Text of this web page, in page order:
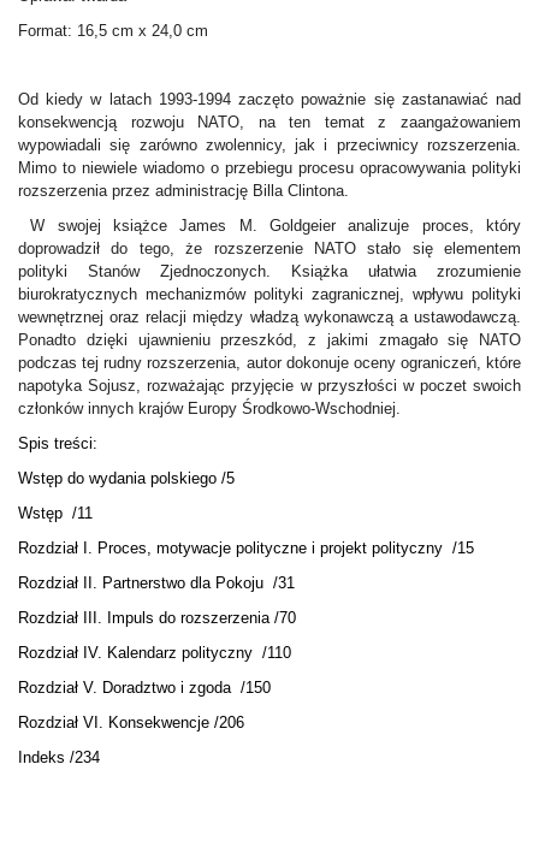
Format: 16,5 cm x 24,0 cm
Od kiedy w latach 1993-1994 zaczęto poważnie się zastanawiać nad
konsekwencją rozwoju NATO, na ten temat z zaangażowaniem
wypowiadali się zarówno zwolennicy, jak i przeciwnicy rozszerzenia.
Mimo to niewiele wiadomo o przebiegu procesu opracowywania polityki
rozszerzenia przez administrację Billa Clintona.
W swojej książce James M. Goldgeier analizuje proces, który
doprowadził do tego, że rozszerzenie NATO stało się elementem
polityki Stanów Zjednoczonych. Książka ułatwia zrozumienie
biurokratycznych mechanizmów polityki zagranicznej, wpływu polityki
wewnętrznej oraz relacji między władzą wykonawczą a ustawodawczą.
Ponadto dzięki ujawnieniu przeszkód, z jakimi zmagało się NATO
podczas tej rudny rozszerzenia, autor dokonuje oceny ograniczeń, które
napotyka Sojusz, rozważając przyjęcie w przyszłości w poczet swoich
członków innych krajów Europy Środkowo-Wschodniej.
Spis treści:
Wstęp do wydania polskiego /5
Wstęp /11
Rozdział I. Proces, motywacje polityczne i projekt polityczny /15
Rozdział II. Partnerstwo dla Pokoju /31
Rozdział III. Impuls do rozszerzenia /70
Rozdział IV. Kalendarz polityczny /110
Rozdział V. Doradztwo i zgoda /150
Rozdział VI. Konsekwencje /206
Indeks /234